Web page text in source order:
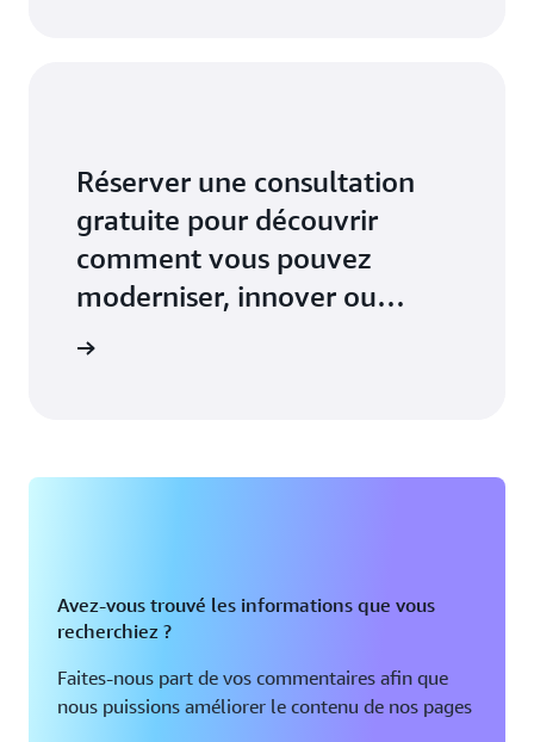
Réserver une consultation
gratuite pour découvrir
comment vous pouvez
moderniser, innover ou
mettre à l’échelle votre
Avez-vous trouvé les informations que vous
recherchiez ?
Faites-nous part de vos commentaires afin que
nous puissions améliorer le contenu de nos pages